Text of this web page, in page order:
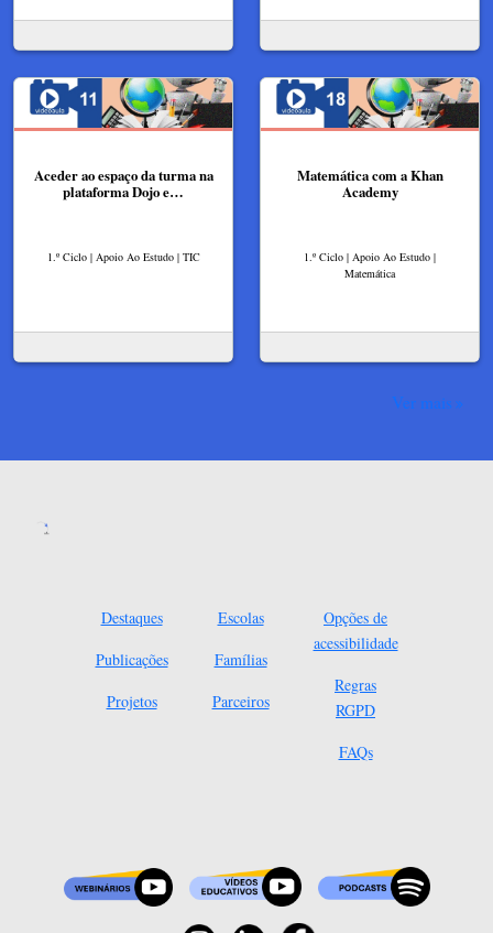
Aceder ao espaço da turma na
plataforma Dojo e…
1.º Ciclo | Apoio Ao Estudo | TIC
Matemática com a Khan
Academy
1.º Ciclo | Apoio Ao Estudo |
Matemática
Ver mais
Destaques
Publicações
Projetos
Escolas
Famílias
Parceiros
Opções de
acessibilidade
Regras
RGPD
FAQs